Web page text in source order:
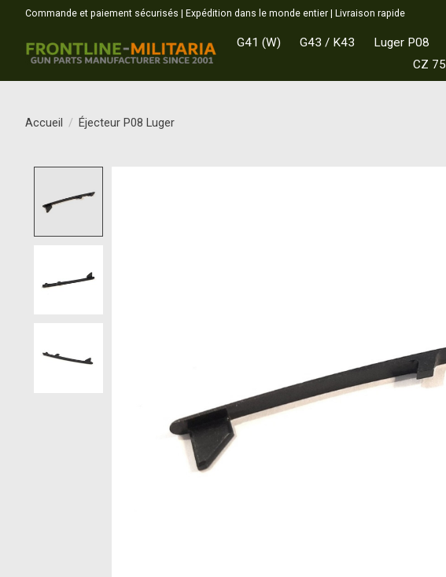
Commande et paiement sécurisés | Expédition dans le monde entier | Livraison rapide
G41 (W) G43 / K43 Luger P08
CZ 75
Accueil / Éjecteur P08 Luger